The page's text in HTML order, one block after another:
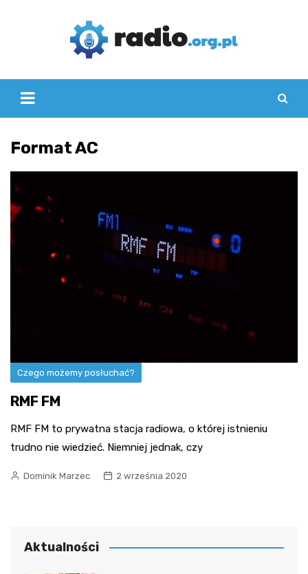
Format AC
Czego możemy posłuchać?
RMF FM
RMF FM to prywatna stacja radiowa, o której istnieniu
trudno nie wiedzieć. Niemniej jednak, czy
Dominik Marzec 2 września 2020
Aktualności